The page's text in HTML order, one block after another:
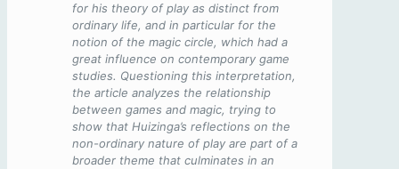
for his theory of play as distinct from
ordinary life, and in particular for the
notion of the magic circle, which had a
great influence on contemporary game
studies. Questioning this interpretation,
the article analyzes the relationship
between games and magic, trying to
show that Huizinga’s reflections on the
non-ordinary nature of play are part of a
broader theme that culminates in an